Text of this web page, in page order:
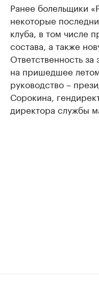
Ранее болельщики
некоторые
клуба, в том числе
состава, а также
Ответственность
на пришедшее
руководство –
Сорокина,
директора службы